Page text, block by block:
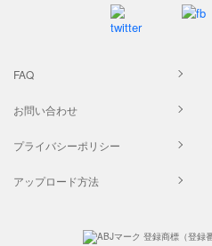
FAQ
お問い合わせ
プライバシーポリシー
アップロード方法